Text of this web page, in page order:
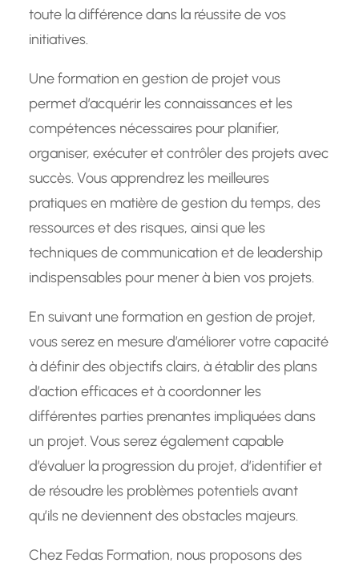
toute la différence dans la réussite de vos
initiatives.
Une formation en gestion de projet vous
permet d’acquérir les connaissances et les
compétences nécessaires pour planifier,
organiser, exécuter et contrôler des projets avec
succès. Vous apprendrez les meilleures
pratiques en matière de gestion du temps, des
ressources et des risques, ainsi que les
techniques de communication et de leadership
indispensables pour mener à bien vos projets.
En suivant une formation en gestion de projet,
vous serez en mesure d’améliorer votre capacité
à définir des objectifs clairs, à établir des plans
d’action efficaces et à coordonner les
différentes parties prenantes impliquées dans
un projet. Vous serez également capable
d’évaluer la progression du projet, d’identifier et
de résoudre les problèmes potentiels avant
qu’ils ne deviennent des obstacles majeurs.
Chez Fedas Formation, nous proposons des